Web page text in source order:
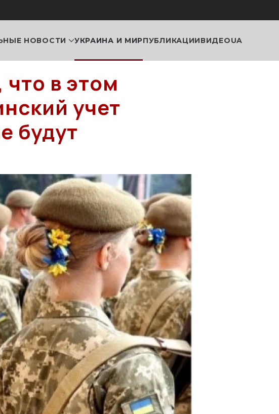
НОВОСТИ УКРАИНА И МИРПУБЛИКАЦИИВИДЕОUA
в этом
учет
будут